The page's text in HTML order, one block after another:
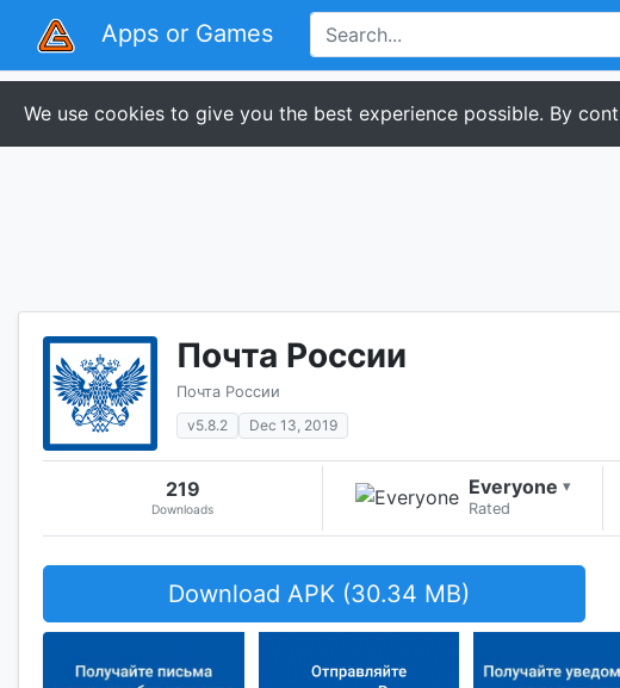
Apps or Games
We use cookies to give you the best experience possible. By
Почта России
Почта России
v5.8.2
Dec 13, 2019
219
Downloads
Everyone ▾
Rated
Download APK (30.34 MB)